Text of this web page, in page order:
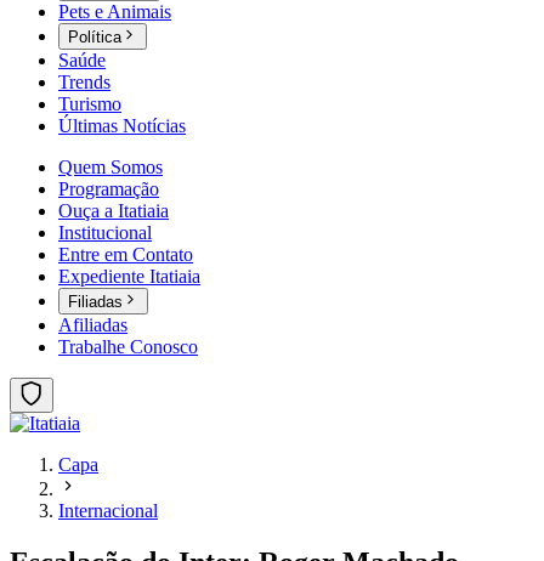
Pets e Animais
Política
Saúde
Trends
Turismo
Últimas Notícias
Quem Somos
Programação
Ouça a Itatiaia
Institucional
Entre em Contato
Expediente Itatiaia
Filiadas
Afiliadas
Trabalhe Conosco
Capa
Internacional